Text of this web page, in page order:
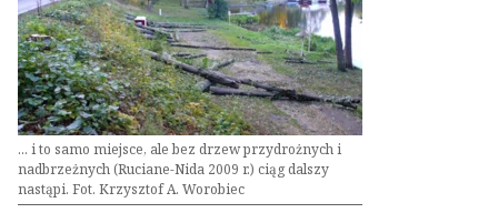
... i to samo miejsce, ale bez drzew przydrożnych i
nadbrzeżnych (Ruciane-Nida 2009 r.) ciąg dalszy
nastąpi. Fot. Krzysztof A. Worobiec